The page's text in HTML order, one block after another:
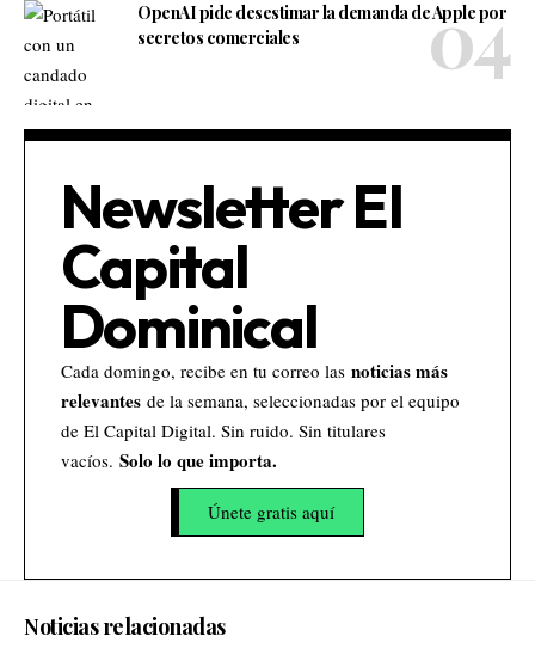
OpenAI pide desestimar la demanda de Apple por
secretos comerciales
Newsletter El
Capital
Dominical
Cada domingo, recibe en tu correo las noticias más
relevantes de la semana, seleccionadas por el equipo
de El Capital Digital. Sin ruido. Sin titulares
vacíos. Solo lo que importa.
Únete gratis aquí
Noticias relacionadas